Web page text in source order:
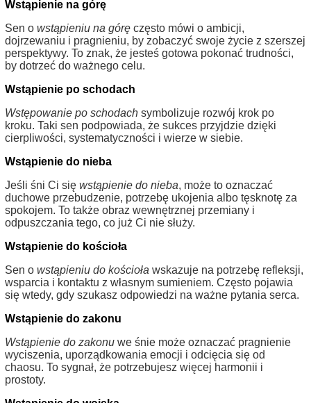
Wstąpienie na górę
Sen o wstąpieniu na górę często mówi o ambicji,
dojrzewaniu i pragnieniu, by zobaczyć swoje życie z szerszej
perspektywy. To znak, że jesteś gotowa pokonać trudności,
by dotrzeć do ważnego celu.
Wstąpienie po schodach
Wstępowanie po schodach symbolizuje rozwój krok po
kroku. Taki sen podpowiada, że sukces przyjdzie dzięki
cierpliwości, systematyczności i wierze w siebie.
Wstąpienie do nieba
Jeśli śni Ci się wstąpienie do nieba, może to oznaczać
duchowe przebudzenie, potrzebę ukojenia albo tęsknotę za
spokojem. To także obraz wewnętrznej przemiany i
odpuszczania tego, co już Ci nie służy.
Wstąpienie do kościoła
Sen o wstąpieniu do kościoła wskazuje na potrzebę refleksji,
wsparcia i kontaktu z własnym sumieniem. Często pojawia
się wtedy, gdy szukasz odpowiedzi na ważne pytania serca.
Wstąpienie do zakonu
Wstąpienie do zakonu we śnie może oznaczać pragnienie
wyciszenia, uporządkowania emocji i odcięcia się od
chaosu. To sygnał, że potrzebujesz więcej harmonii i
prostoty.